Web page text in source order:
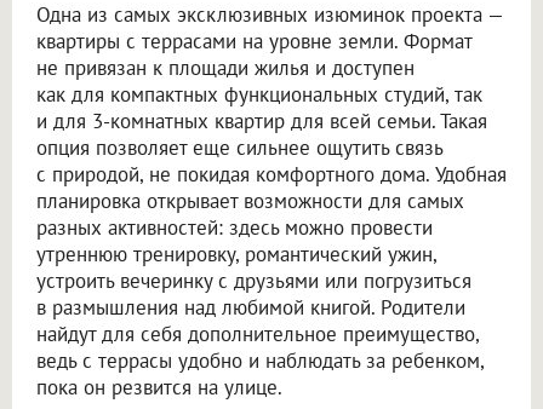
Одна из самых эксклюзивных изюминок проекта —
квартиры с террасами на уровне земли. Формат
не привязан к площади жилья и доступен
как для компактных функциональных студий, так
и для 3-комнатных квартир для всей семьи. Такая
опция позволяет еще сильнее ощутить связь
с природой, не покидая комфортного дома. Удобная
планировка открывает возможности для самых
разных активностей: здесь можно провести
утреннюю тренировку, романтический ужин,
устроить вечеринку с друзьями или погрузиться
в размышления над любимой книгой. Родители
найдут для себя дополнительное преимущество,
ведь с террасы удобно и наблюдать за ребенком,
пока он резвится на улице.